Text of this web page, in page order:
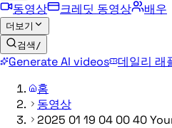
동영상
크레딧 동영상 배우
더보기
검색 /
Generate AI videos 데일리 래
홈
동영상
2025 01 19 04 00 40